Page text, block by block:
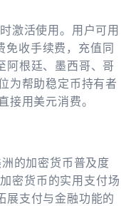
激活使用。用户可用
收手续费，充值同
阿根廷、墨西哥、哥
为帮助稳定币持有者
接用美元消费。
的加密货币普及度
密货币的实用支付场
展支付与金融功能的